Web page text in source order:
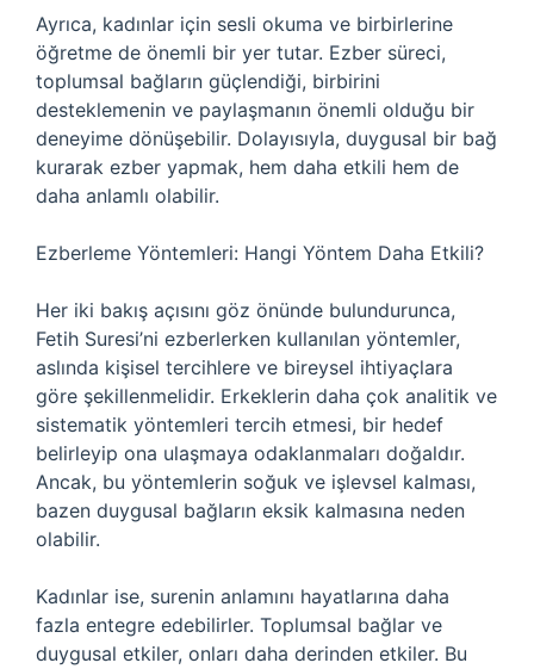
Ayrıca, kadınlar için sesli okuma ve birbirlerine
öğretme de önemli bir yer tutar. Ezber süreci,
toplumsal bağların güçlendiği, birbirini
desteklemenin ve paylaşmanın önemli olduğu bir
deneyime dönüşebilir. Dolayısıyla, duygusal bir bağ
kurarak ezber yapmak, hem daha etkili hem de
daha anlamlı olabilir.
Ezberleme Yöntemleri: Hangi Yöntem Daha Etkili?
Her iki bakış açısını göz önünde bulundurunca,
Fetih Suresi’ni ezberlerken kullanılan yöntemler,
aslında kişisel tercihlere ve bireysel ihtiyaçlara
göre şekillenmelidir. Erkeklerin daha çok analitik ve
sistematik yöntemleri tercih etmesi, bir hedef
belirleyip ona ulaşmaya odaklanmaları doğaldır.
Ancak, bu yöntemlerin soğuk ve işlevsel kalması,
bazen duygusal bağların eksik kalmasına neden
olabilir.
Kadınlar ise, surenin anlamını hayatlarına daha
fazla entegre edebilirler. Toplumsal bağlar ve
duygusal etkiler, onları daha derinden etkiler. Bu